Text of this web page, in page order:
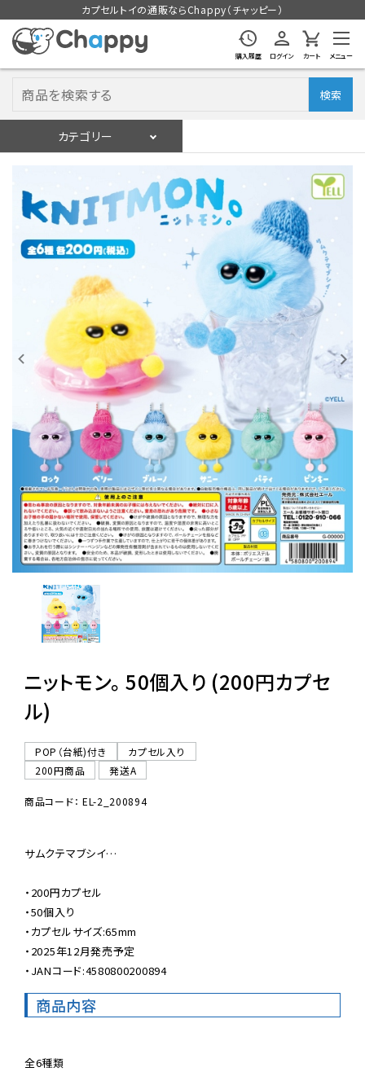
カプセルトイの通販ならChappy（チャッピー）
購入履歴 ログイン カート メニュー
検索
カテゴリー
会員登録
入荷スケジュールをチェック
カプセルトイマシン本体
カプセルトイ
販促用空カプセル
レンタル
景品・玩具・文具
販促用カプセルトイ
よくあるご質問
06-6282-7659
ニットモン。 50個入り (200円カプセ
ル)
POP（台紙)付き
カプセル入り
200円商品
発送A
商品コード： EL-2_200894
サムクテマブシイ…
・200円カプセル
・50個入り
・カプセルサイズ:65mm
・2025年12月発売予定
・JANコード:4580800200894
商品内容
全6種類